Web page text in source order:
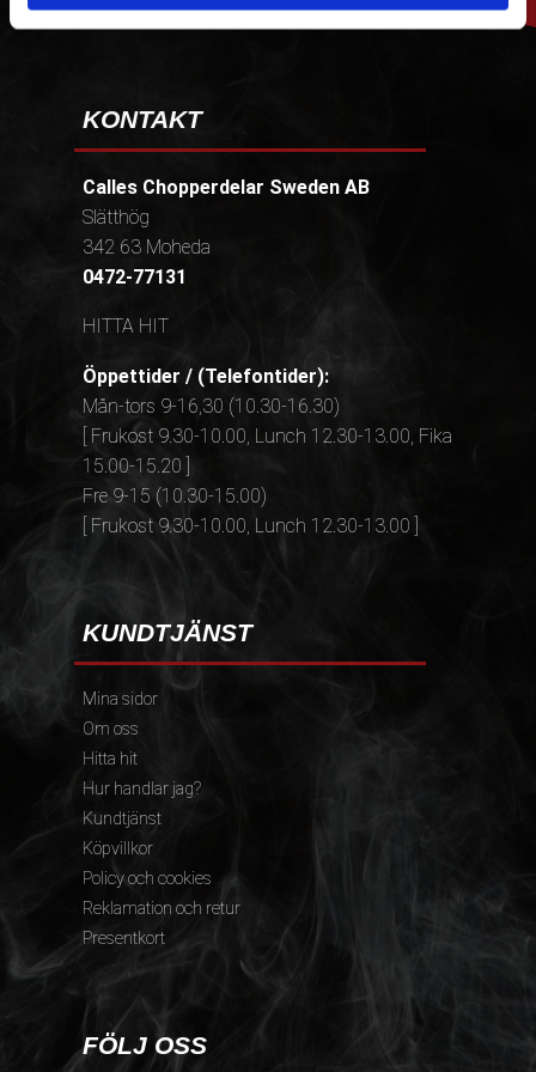
KONTAKT
Calles Chopperdelar Sweden AB
Slätthög
342 63 Moheda
0472-77131
HITTA HIT
Öppettider / (Telefontider):
Mån-tors 9-16,30 (10.30-16.30)
[ Frukost 9.30-10.00, Lunch 12.30-13.00, Fika
15.00-15.20 ]
Fre 9-15 (10.30-15.00)
[ Frukost 9.30-10.00, Lunch 12.30-13.00 ]
KUNDTJÄNST
Mina sidor
Om oss
Hitta hit
Hur handlar jag?
Kundtjänst
Köpvillkor
Policy och cookies
Reklamation och retur
Presentkort
FÖLJ OSS